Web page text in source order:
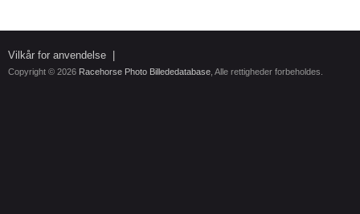
Vilkår for anvendelse
Copyright © 2026 Racehorse Photo Billededatabase , Alle rettigheder forbeholdes.